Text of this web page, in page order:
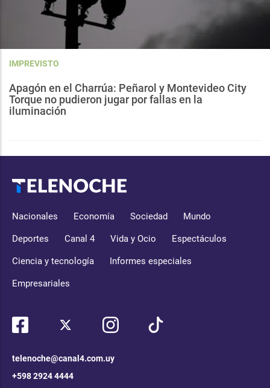
IMPREVISTO
Apagón en el Charrúa: Peñarol y Montevideo City
Torque no pudieron jugar por fallas en la
iluminación
Nacionales Economía Sociedad Mundo
Deportes Canal 4 Vida y Ocio Espectáculos
Ciencia y tecnología Informes especiales
Empresariales
telenoche@canal4.com.uy
+598 2924 4444